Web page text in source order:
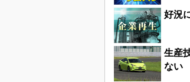
好況
生産
ない